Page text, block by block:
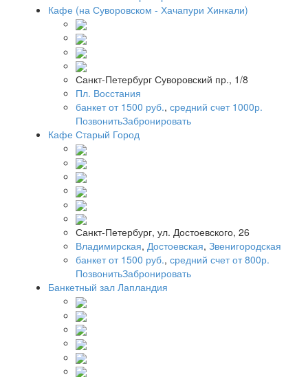
Кафе (на Суворовском - Хачапури Хинкали)
Санкт-Петербург Суворовский пр., 1/8
Пл. Восстания
банкет от 1500 руб., средний счет 1000р.
ПозвонитьЗабронировать
Кафе Старый Город
Санкт-Петербург, ул. Достоевского, 26
Владимирская, Достоевская, Звенигородская
банкет от 1500 руб., средний счет от 800р.
ПозвонитьЗабронировать
Банкетный зал Лапландия